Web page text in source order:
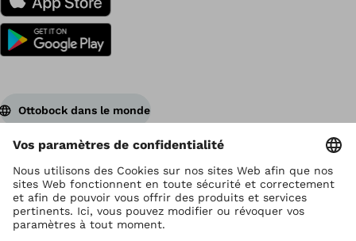
Ottobock dans le monde
Ottobock est titulaire du droit d’auteur
Paramètres de protection des données
Déclaration de confidentialité